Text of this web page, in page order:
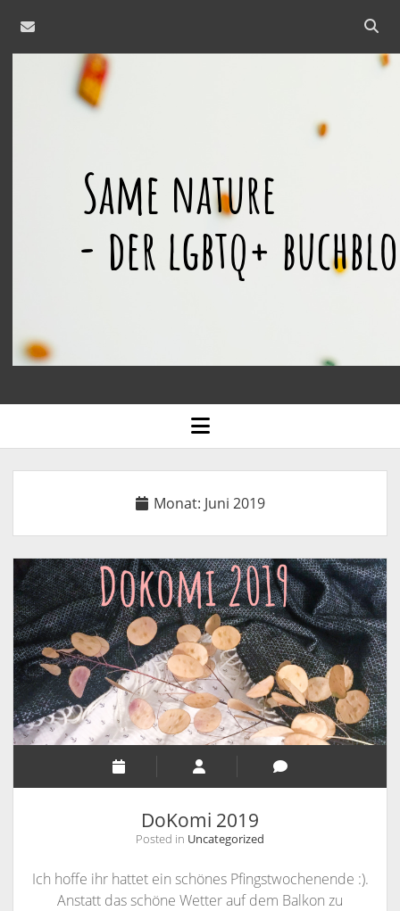
email
Open
bar
same
nature
open
menu
Monat: Juni 2019
DoKomi 2019
Posted in Uncategorized
Ich hoffe ihr hattet ein schönes Pfingstwochenende :).
Anstatt das schöne Wetter auf dem Balkon zu